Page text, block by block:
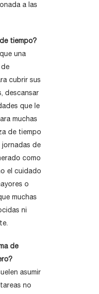
a las
tiempo?
una
cubrir sus
descansar
que le
muchas
de tiempo
jornadas de
como
el cuidado
o
muchas
ni
de
asumir
no